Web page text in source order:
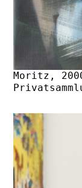
Moritz,